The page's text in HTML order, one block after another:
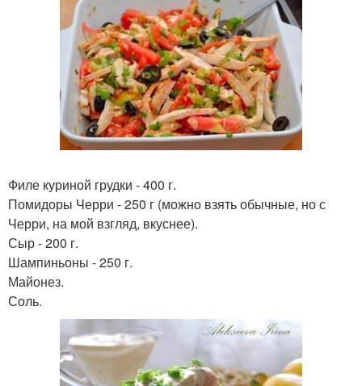
Филе куриной грудки - 400 г.
Помидоры Черри - 250 г (можно взять обычные, но с
Черри, на мой взгляд, вкуснее).
Сыр - 200 г.
Шампиньоны - 250 г.
Майонез.
Соль.